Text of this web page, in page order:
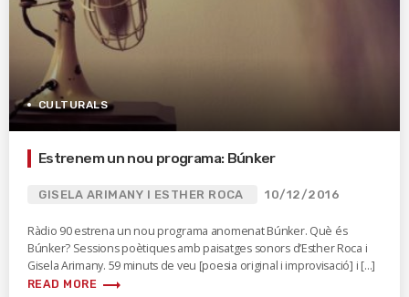
CULTURALS
Estrenem un nou programa: Búnker
GISELA ARIMANY I ESTHER ROCA 10/12/2016
Ràdio 90 estrena un nou programa anomenat Búnker. Què és
Búnker? Sessions poètiques amb paisatges sonors d’Esther Roca i
Gisela Arimany. 59 minuts de veu [poesia original i improvisació] i […]
READ MORE trending_flat